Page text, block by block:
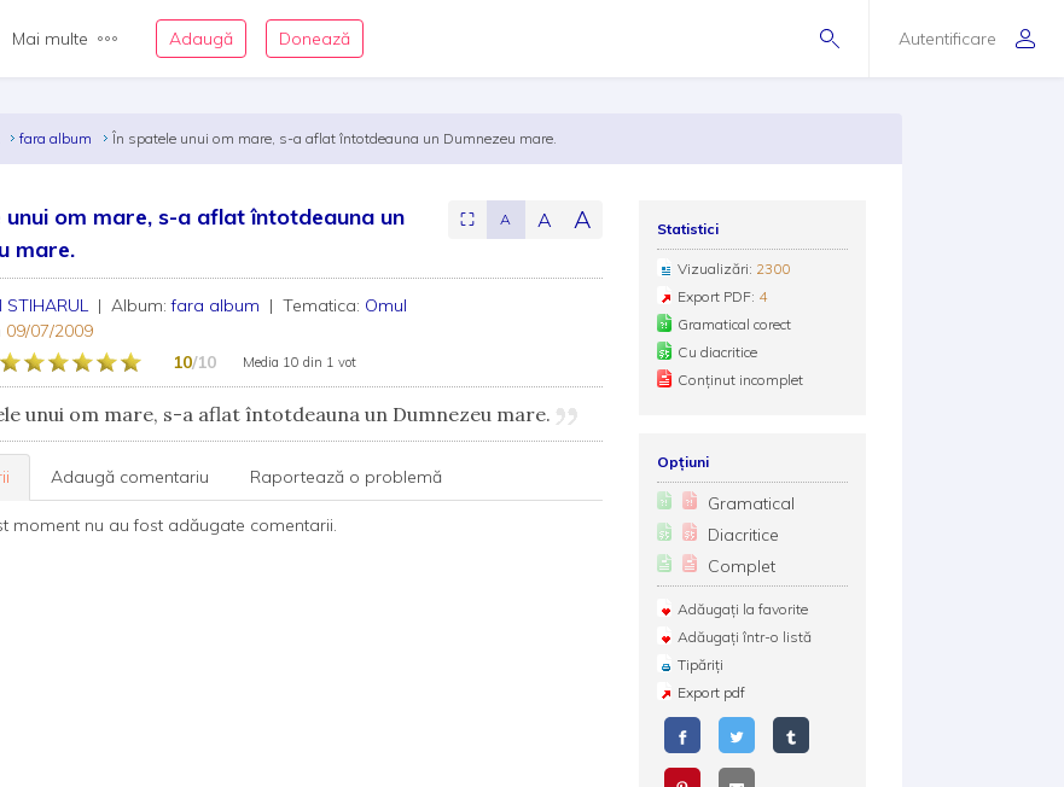
Autentificare
Mai multe Adaugă Donează
fara album În spatele unui om mare, s-a aflat întotdeauna un Dumnezeu mare.
unui om mare, s-a aflat întotdeauna un
mare.
⛶ A A A
STIHARUL | Album:fara album | Tematica: Omul
09/07/2009
10/10 Media 10 din 1 vot
unui om mare, s-a aflat întotdeauna un Dumnezeu mare.
Adaugă comentariu Raportează o problemă
moment nu au fost adăugate comentarii.
Statistici
Vizualizări: 2300
Export PDF: 4
Gramatical corect
Cu diacritice
Conținut incomplet
Opțiuni
Gramatical
Diacritice
Complet
Adăugați la favorite
Adăugați într-o listă
Tipăriți
Export pdf